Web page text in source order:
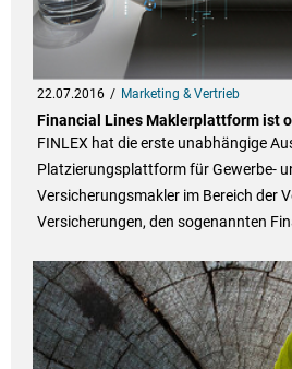
22.07.2016 Marketing & Vertrieb
Financial Lines Maklerplattform ist
FINLEX hat die erste unabhängige
Platzierungsplattform für Gewerbe-
Versicherungsmakler im Bereich der
Versicherungen, den sogenannten